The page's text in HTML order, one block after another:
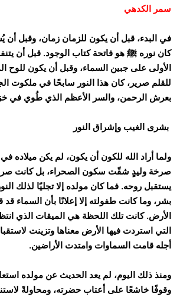
سمر الكدهي
في البدء، قبل أن يكون للزمان زمان، وقبل أن
كان نوره ﷺ هو فاتحة كتاب الوجود. قبل أن
الأولى على جبين السماء، وقبل أن يكون للوح
للقلم صرير، كان هذا النور سابحًا في ملكوت
بعرش الرحمن، والسر الأعظم الذي طُوي في
بشرى الغيب وإشراق النور
ولما أراد الله للكون أن يكون، لم يكن ميلاده
صرخة وليدٍ شقّت سكون الصحراء، بل كانت
يستقبل روحه. فما كان مولده إلا تجليًا لذلك
بشر، وما كانت طفولته إلا إعلانًا بأن السماء
الأرض. كانت تلك اللحظة هي الميقات الذي
التي استردت فيها الأرض معناها وتزينت
أجله قامت السماوات وامتدت الأراضين.
ومنذ ذلك اليوم، لم يعد الحديث عن مولده
وقوفًا خاشعًا على أعتاب حضرته، ومحاولةً